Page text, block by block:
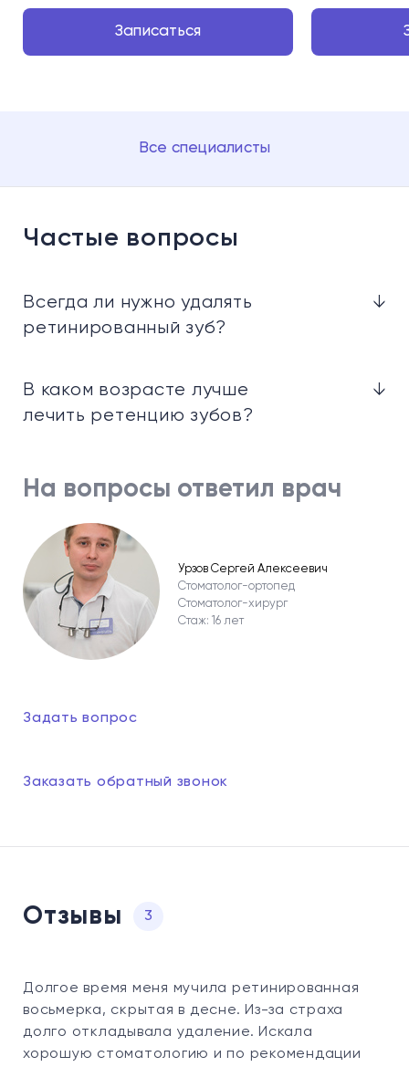
Записаться
Все специалисты
Частые вопросы
Всегда ли нужно удалять
ретинированный зуб?
↓
В каком возрасте лучше
лечить ретенцию зубов?
↓
На вопросы ответил врач
Урзов Сергей Алексеевич
Стоматолог-ортопед
Стоматолог-хирург
Стаж: 16 лет
Задать вопрос
Заказать обратный звонок
Отзывы 3
Долгое время меня мучила ретинированная
восьмерка, скрытая в десне. Из-за страха
долго откладывала удаление. Искала
хорошую стоматологию и по рекомендации